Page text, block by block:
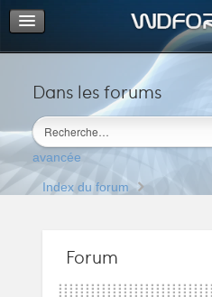
Dans les forums
avancée
Portail
Index du forum
M’enregistrer
Connexion
Index du forum
Forum